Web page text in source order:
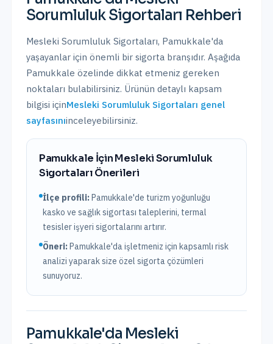
Sorumluluk Sigortaları Rehberi
Mesleki Sorumluluk Sigortaları, Pamukkale'da
yaşayanlar için önemli bir sigorta branşıdır. Aşağıda
Pamukkale özelinde dikkat etmeniz gereken
noktaları bulabilirsiniz. Ürünün detaylı kapsam
bilgisi içinMesleki Sorumluluk Sigortaları genel
sayfasınıinceleyebilirsiniz.
Pamukkale İçinMesleki Sorumluluk
SigortalarıÖnerileri
İlçe profili:Pamukkale'de turizm yoğunluğu
kasko ve sağlık sigortası taleplerini, termal
tesisler işyeri sigortalarını artırır.
Öneri:Pamukkale'da işletmeniz için kapsamlı risk
analizi yaparak size özel sigorta çözümleri
sunuyoruz.
Pamukkale'da Mesleki